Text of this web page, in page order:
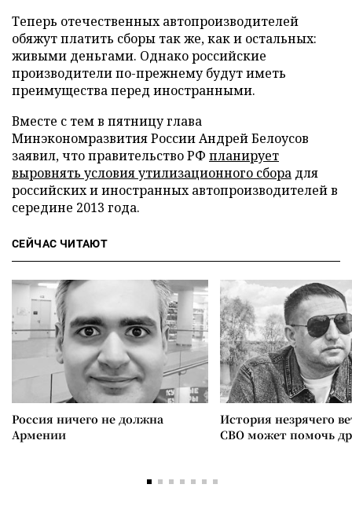
Теперь отечественных автопроизводителей
обяжут платить сборы так же, как и остальных:
живыми деньгами. Однако российские
производители по-прежнему будут иметь
преимущества перед иностранными.
Вместе с тем в пятницу глава
Минэкономразвития России Андрей Белоусов
заявил, что правительство РФ планирует
выровнять условия утилизационного сбора для
российских и иностранных автопроизводителей в
середине 2013 года.
СЕЙЧАС ЧИТАЮТ
Россия ничего не должна
Армении
История незрячего
СВО может помочь